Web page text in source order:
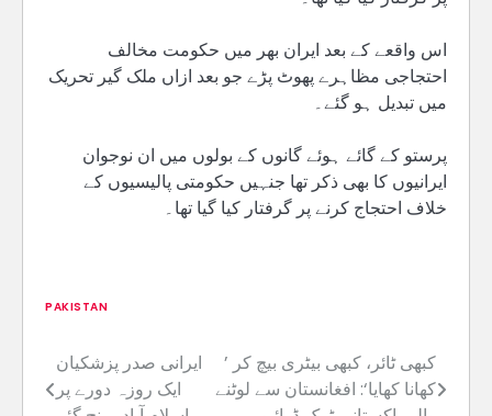
اس واقعے کے بعد ایران بھر میں حکومت مخالف
احتجاجی مظاہرے پھوٹ پڑے جو بعد ازاں ملک گیر تحریک
میں تبدیل ہو گئے۔
پرستو کے گائے ہوئے گانوں کے بولوں میں ان نوجوان
ایرانیوں کا بھی ذکر تھا جنہیں حکومتی پالیسیوں کے
خلاف احتجاج کرنے پر گرفتار کیا گیا تھا۔
PAKISTAN
Post
navigation
ایرانی صدر پزشکیان
ایک روزہ دورے پر
’ کبھی ٹائر، کبھی بیٹری بیچ کر
کھانا کھایا‘: افغانستان سے لوٹنے